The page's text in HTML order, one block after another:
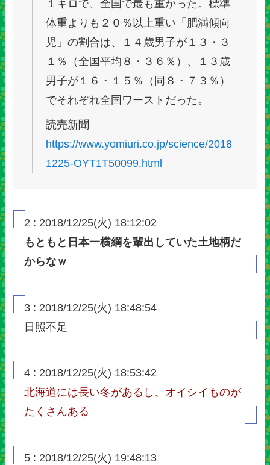
１キロで、全国で最も重かった。標準
体重よりも２０％以上重い「肥満傾向
児」の割合は、１４歳男子が１３・３
１％（全国平均８・３６％）、１３歳
男子が１６・１５％（同８・７３％）
でそれぞれ全国ワーストだった。
読売新聞
https://www.yomiuri.co.jp/science/2018
1225-OYT1T50099.html
2 : 2018/12/25(火) 18:12:02
もともと日本一横綱を輩出していた土地柄だ
からなｗ
3 : 2018/12/25(火) 18:48:54
日照不足
4 : 2018/12/25(火) 18:53:42
北海道には長い冬があるし、オイシイものが
たくさんある
5 : 2018/12/25(火) 19:48:13